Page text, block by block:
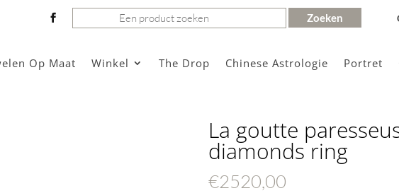
Zoeken
Op Maat Winkel The Drop Chinese Astrologie Portret
La goutte
diamonds ring
€2520,00